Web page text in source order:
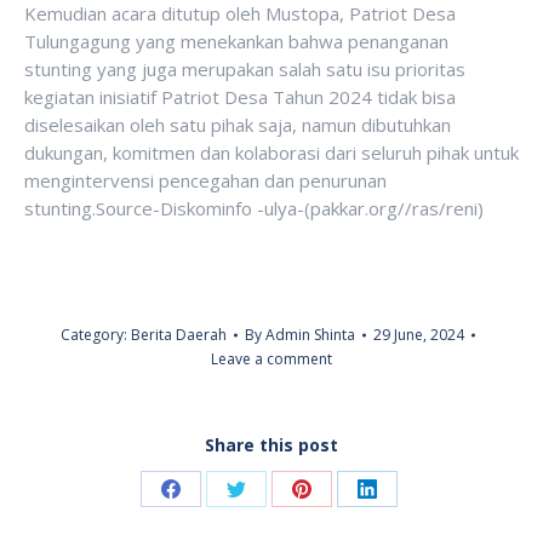
Kemudian acara ditutup oleh Mustopa, Patriot Desa
Tulungagung yang menekankan bahwa penanganan
stunting yang juga merupakan salah satu isu prioritas
kegiatan inisiatif Patriot Desa Tahun 2024 tidak bisa
diselesaikan oleh satu pihak saja, namun dibutuhkan
dukungan, komitmen dan kolaborasi dari seluruh pihak untuk
mengintervensi pencegahan dan penurunan
stunting.Source-Diskominfo -ulya-(pakkar.org//ras/reni)
Category: Berita Daerah ByAdmin Shinta
29 June, 2024
Leave a comment
Share this post
Share Share Share Share